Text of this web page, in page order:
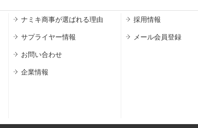
ナミキ商事が選ばれる理由
サプライヤー情報
お問い合わせ
企業情報
採用情報
メール会員登録